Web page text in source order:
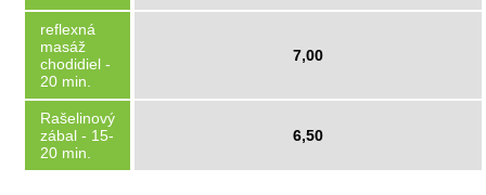
reflexná
masáž
chodidiel -
20 min.
7,00
Rašelinový
zábal - 15-
20 min.
6,50